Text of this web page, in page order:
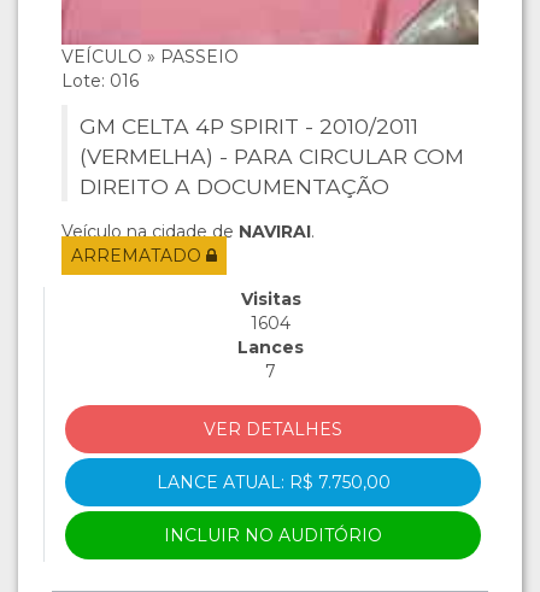
VEÍCULO » PASSEIO
Lote: 016
GM CELTA 4P SPIRIT - 2010/2011
(VERMELHA) - PARA CIRCULAR COM
DIREITO A DOCUMENTAÇÃO
Veículo na cidade de NAVIRAI.
ARREMATADO
Visitas
1604
Lances
7
VER DETALHES
LANCE ATUAL: R$ 7.750,00
INCLUIR NO AUDITÓRIO